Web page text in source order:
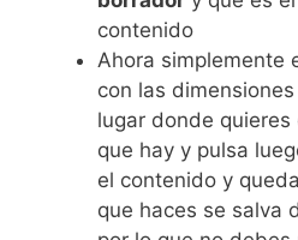
contenido
Ahora simplemente
con las
lugar donde
que hay y pulsa
el contenido y
que haces se salva